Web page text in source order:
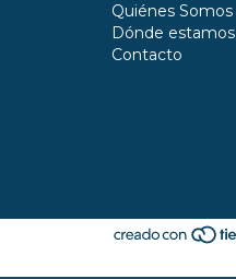
Quiénes Somos
Dónde estamos
Contacto